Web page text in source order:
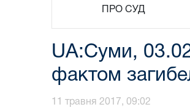
ПРО СУД
UA:Суми,
фактом
11 травня 2017, 09:02